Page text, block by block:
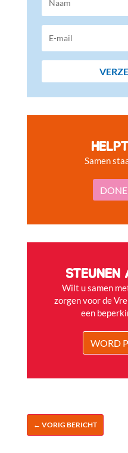
Samen
STEUNEN
Wilt u samen
zorgen voor de
een
WORD
← VORIG BERICHT